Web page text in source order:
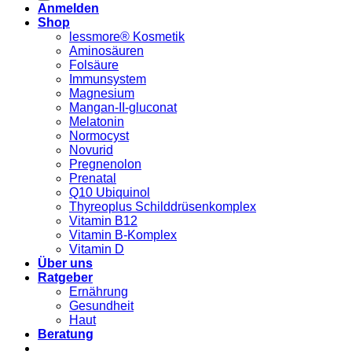
Anmelden
Shop
lessmore® Kosmetik
Aminosäuren
Folsäure
Immunsystem
Magnesium
Mangan-II-gluconat
Melatonin
Normocyst
Novurid
Pregnenolon
Prenatal
Q10 Ubiquinol
Thyreoplus Schilddrüsenkomplex
Vitamin B12
Vitamin B-Komplex
Vitamin D
Über uns
Ratgeber
Ernährung
Gesundheit
Haut
Beratung